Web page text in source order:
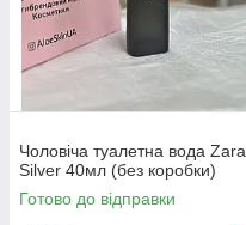
Чоловіча туалетна вода Zara
Silver 40мл (без коробки)
Готово до відправки